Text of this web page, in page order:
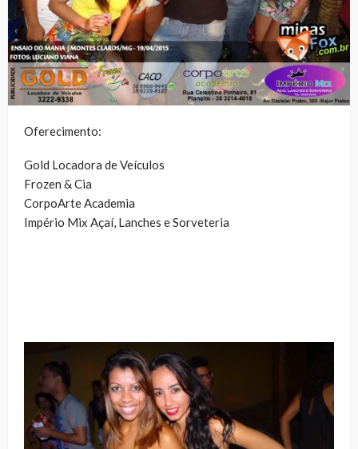
Oferecimento:
Gold Locadora de Veículos
Frozen & Cia
CorpoArte Academia
Império Mix Açaí, Lanches e Sorveteria